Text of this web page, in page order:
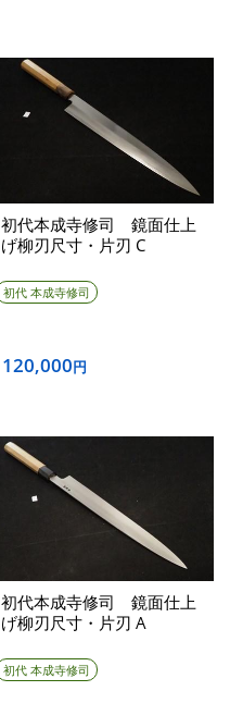
初代本成寺修司 鏡面仕上
げ柳刃尺寸・片刃 C
初代 本成寺修司
120,000円
初代本成寺修司 鏡面仕上
げ柳刃尺寸・片刃 A
初代 本成寺修司